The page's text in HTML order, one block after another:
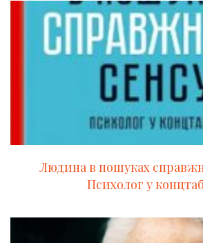
Людина в пошуках
Психолог у